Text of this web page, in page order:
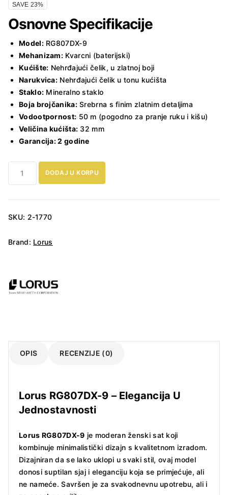
SAVE 23%
Osnovne Specifikacije
Model:RG807DX-9
Mehanizam: Kvarcni (baterijski)
Kućište: Nehrđajući čelik, u zlatnoj boji
Narukvica: Nehrđajući čelik u tonu kućišta
Staklo: Mineralno staklo
Boja brojčanika:Srebrna s finim zlatnim detaljima
Vodootpornost: 50 m (pogodno za pranje ruku i kišu)
Veličina kućišta: 32 mm
Garancija: 2 godine
9
DODAJ U KORPU
SKU: 2-1770
Brand: Lorus
OPIS RECENZIJE (0)
Lorus RG807DX-9 – Elegancija U
Jednostavnosti
Lorus RG807DX-9 je moderan ženski sat koji
kombinuje minimalistički dizajn s kvalitetnom izradom.
Dizajniran da se lako uklopi u svaki stil, ovaj model
donosi suptilan sjaj i eleganciju koja se primjećuje, ali
ne nameće. Savršen je za svakodnevnu upotrebu, ali i